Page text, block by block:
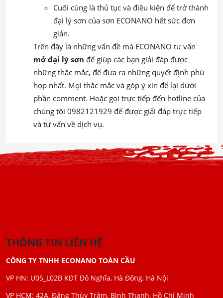
Cuối cùng là thủ tục và điều kiện để trở thành
đại lý sơn của sơn ECONANO hết sức đơn
giản.
Trên đây là những vấn đề mà ECONANO tư vấn
mở đại lý sơn để giúp các bạn giải đáp được
những thắc mắc, để đưa ra những quyết định phù
hợp nhất. Mọi thắc mắc và góp ý xin để lại dưới
phần comment. Hoặc gọi trực tiếp đến hotline của
chúng tôi 0982121929 để được giải đáp trực tiếp
và tư vấn về dịch vụ.
THÔNG TIN LIÊN HỆ
CÔNG TY TNHH ECONANO TOÀN CẦU
VP HN: U05_L02B KĐT Đô Nghĩa, Hà Đông, Hà Nội
VP HCM: 42A, Đặng Thùy Trâm, Bình Thạnh, Hồ Chí Minh